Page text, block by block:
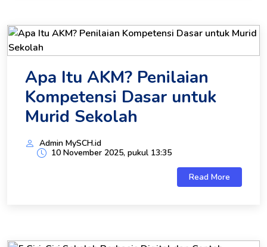
Apa Itu AKM? Penilaian
Kompetensi Dasar untuk
Murid Sekolah
Admin MySCH.id
10 November 2025, pukul 13:35
Read More